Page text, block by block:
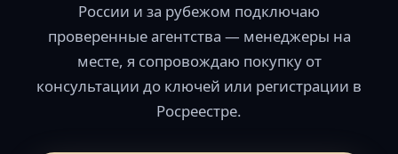
России и за рубежом подключаю
проверенные агентства — менеджеры на
месте, я сопровождаю покупку от
консультации до ключей или регистрации в
Росреестре.